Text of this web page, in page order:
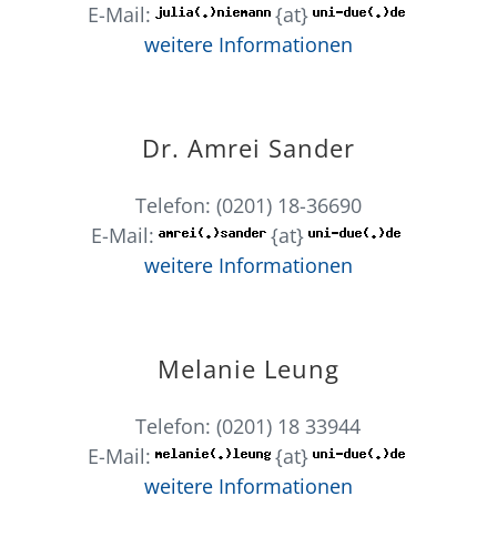
E-Mail:
{at}
weitere Informationen
Dr. Amrei Sander
Telefon: (0201) 18-36690
E-Mail:
{at}
weitere Informationen
Melanie Leung
Telefon: (0201) 18 33944
E-Mail:
{at}
weitere Informationen